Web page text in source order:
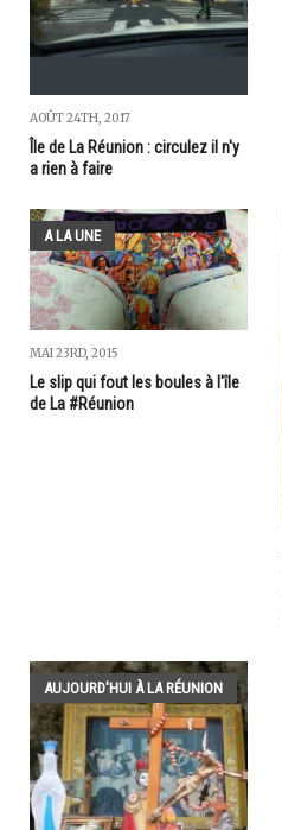
AOÛT 24TH, 2017
Île de La Réunion : circulez il n'y
a rien à faire
A LA UNE
MAI 23RD, 2015
Le slip qui fout les boules à l'île
de La #Réunion
AUJOURD'HUI À LA RÉUNION